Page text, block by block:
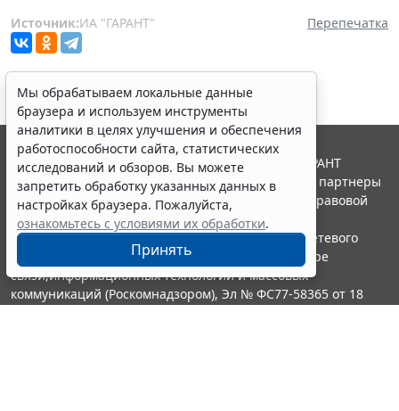
Источник:ИА "ГАРАНТ" Перепечатка
Мы обрабатываем локальные данные
браузера и используем инструменты
аналитики в целях улучшения и обеспечения
работоспособности сайта, статистических
исследований и обзоров. Вы можете
запретить обработку указанных данных в
настройках браузера. Пожалуйста,
ознакомьтесь с условиями их обработки.
Принять
© ООО "НПП "ГАРАНТ-СЕРВИС", 2026. Система ГАРАНТ
выпускается с 1990 года. Компания "Гарант" и ее партнеры
являются участниками Российской ассоциации правовой
информации ГАРАНТ.
Портал ГАРАНТ.РУ зарегистрирован в качестве сетевого
издания Федеральной службой по надзору в сфере
связи,информационных технологий и массовых
коммуникаций (Роскомнадзором), Эл № ФС77-58365 от 18